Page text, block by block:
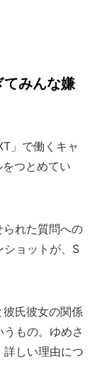
てみんな嫌
」で働くキャ
つとめてい
れた質問への
ショットが、S
氏彼女の関係
もの。ゆめさ
しい理由につ